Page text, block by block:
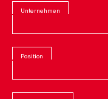
Unternehmen
Position